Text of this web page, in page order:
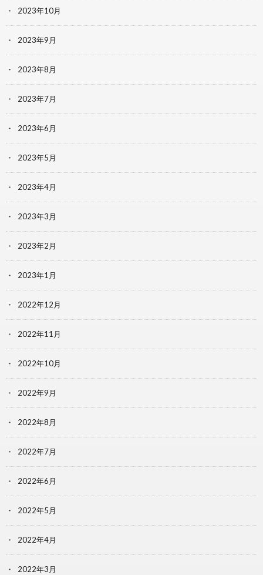
2023年10月
2023年9月
2023年8月
2023年7月
2023年6月
2023年5月
2023年4月
2023年3月
2023年2月
2023年1月
2022年12月
2022年11月
2022年10月
2022年9月
2022年8月
2022年7月
2022年6月
2022年5月
2022年4月
2022年3月